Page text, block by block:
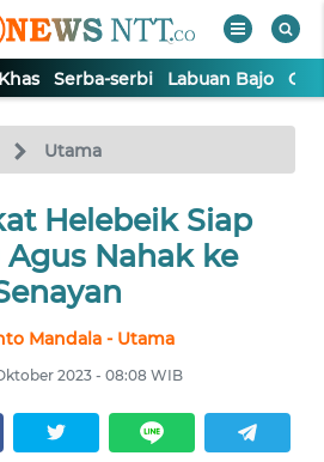
Khas Serba-serbi Labuan Bajo
Utama
Helebeik Siap
Nahak ke
Mandala - Utama
2023 - 08:08 WIB